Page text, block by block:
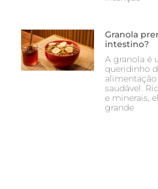
Granola
intestino?
A granola é
queridinho
saudável.
e minerais,
grande